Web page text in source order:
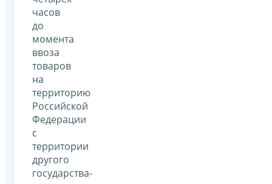
часов
до
момента
ввоза
товаров
на
территорию
Российской
Федерации
с
территории
другого
государства-